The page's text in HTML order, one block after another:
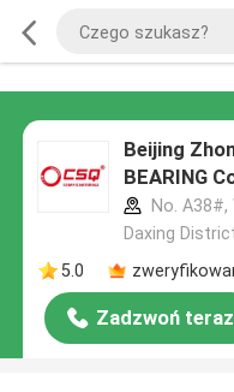
Beijing
BEARING
No.
Daxing
5.0
Zadzwoń teraz